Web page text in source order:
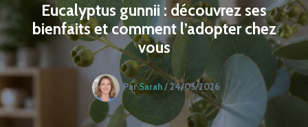
Eucalyptus gunnii : découvrez ses
bienfaits et comment l’adopter chez
vous
ParSarah/24/05/2026